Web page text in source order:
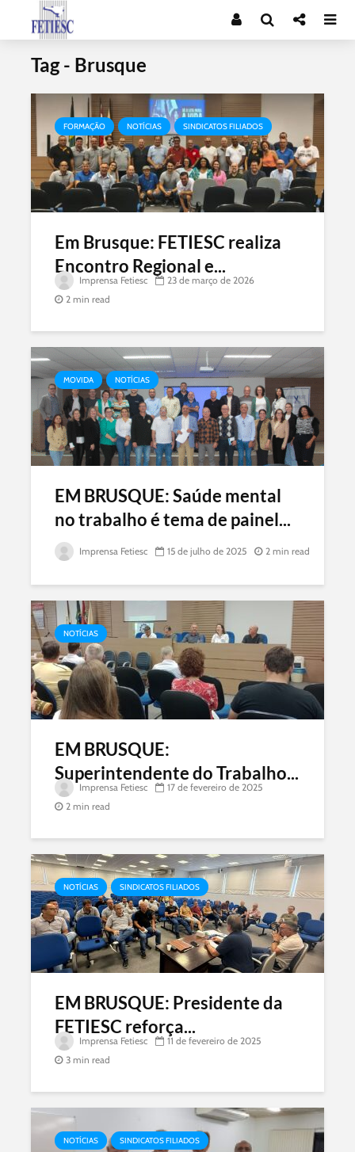
Tag - Brusque
FORMAÇÃO NOTÍCIAS SINDICATOS FILIADOS
Em Brusque: FETIESC realiza
Encontro Regional e...
Imprensa Fetiesc
23 de março de 2026
2 min read
MOVIDA NOTÍCIAS
EM BRUSQUE: Saúde mental
no trabalho é tema de painel...
Imprensa Fetiesc 15 de julho de 2025 2 min read
NOTÍCIAS
EM BRUSQUE:
Superintendente do Trabalho...
Imprensa Fetiesc
17 de fevereiro de 2025
2 min read
NOTÍCIAS SINDICATOS FILIADOS
EM BRUSQUE: Presidente da
FETIESC reforça...
Imprensa Fetiesc
11 de fevereiro de 2025
3 min read
NOTÍCIAS SINDICATOS FILIADOS